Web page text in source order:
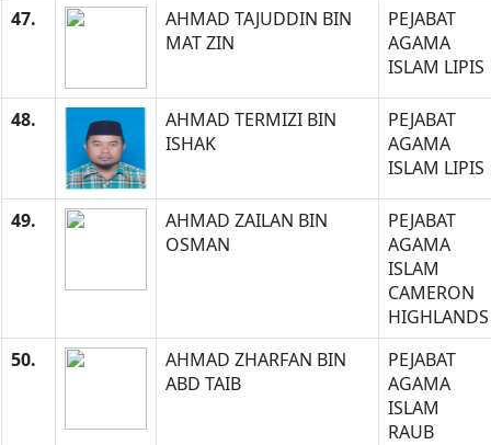
47.
AHMAD TAJUDDIN BIN
MAT ZIN
PEJABAT
AGAMA
ISLAM LIPIS
48.
AHMAD TERMIZI BIN
ISHAK
PEJABAT
AGAMA
ISLAM LIPIS
49.
AHMAD ZAILAN BIN
OSMAN
PEJABAT
AGAMA
ISLAM
CAMERON
HIGHLANDS
50.
AHMAD ZHARFAN BIN
ABD TAIB
PEJABAT
AGAMA
ISLAM
RAUB